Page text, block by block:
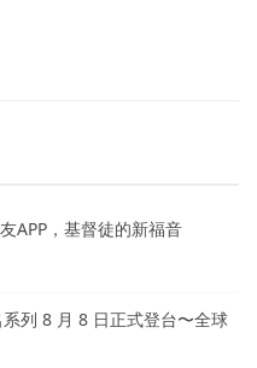
APP，基督徒的新福音
列 8 月 8 日正式登台〜全球